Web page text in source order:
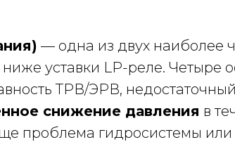
— одна из двух наиболее
уставки LP-реле. Четыре
ТРВ/ЭРВ,
снижение давления в
проблема гидросистемы или